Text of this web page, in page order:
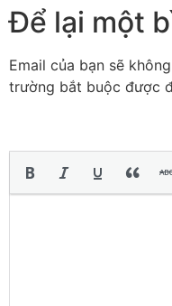
Để lại một
Email của bạn sẽ
trường bắt buộc được